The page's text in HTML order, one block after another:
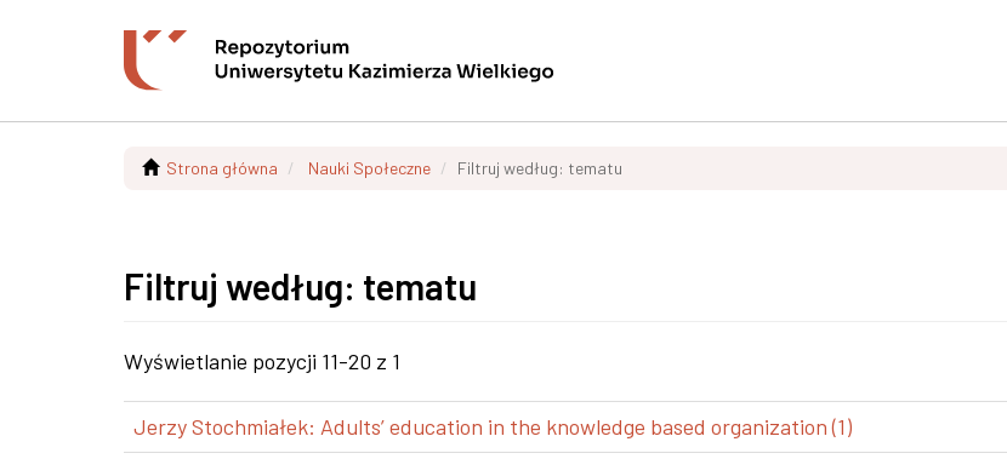
Strona główna Nauki Społeczne Filtruj według: tematu
Filtruj według: tematu
Wyświetlanie pozycji 11-20 z 1
Jerzy Stochmiałek: Adults’ education in the knowledge based organization (1)